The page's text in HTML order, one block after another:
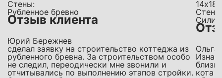
Стены:
Рубленное бревно
Отзыв клиента
Юрий Бережнев
сделал заявку на строительство коттеджа из
рубленного бревна. За строительством особо
не следил, переодически мне звонили и
отчитывались по выполнению этапов стройки.
14х18
Ольга
кота